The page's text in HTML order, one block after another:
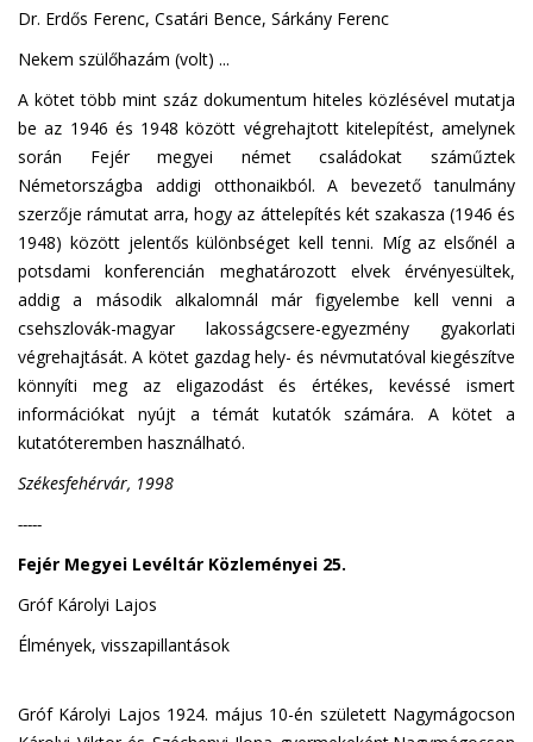
Dr. Erdős Ferenc, Csatári Bence, Sárkány Ferenc
Nekem szülőhazám (volt) ...
A kötet több mint száz dokumentum hiteles közlésével mutatja
be az 1946 és 1948 között végrehajtott kitelepítést, amelynek
során Fejér megyei német családokat száműztek
Németországba addigi otthonaikból. A bevezető tanulmány
szerzője rámutat arra, hogy az áttelepítés két szakasza (1946 és
1948) között jelentős különbséget kell tenni. Míg az elsőnél a
potsdami konferencián meghatározott elvek érvényesültek,
addig a második alkalomnál már figyelembe kell venni a
csehszlovák-magyar lakosságcsere-egyezmény gyakorlati
végrehajtását. A kötet gazdag hely- és névmutatóval kiegészítve
könnyíti meg az eligazodást és értékes, kevéssé ismert
információkat nyújt a témát kutatók számára. A kötet a
kutatóteremben használható.
Székesfehérvár, 1998
-----
Fejér Megyei Levéltár Közleményei 25.
Gróf Károlyi Lajos
Élmények, visszapillantások
Gróf Károlyi Lajos 1924. május 10-én született Nagymágocson